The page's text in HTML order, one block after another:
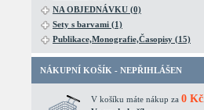
NA OBJEDNÁVKU (0)
Sety s barvami (1)
Publikace,Monografie,Časopisy (15)
NÁKUPNÍ KOŠÍK - NEPŘIHLÁŠEN
V košíku máte nákup za 0 Kč